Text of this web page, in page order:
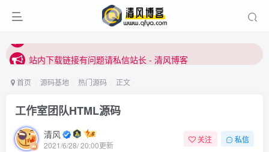
站内下载链接有问题请私信站长 - 清风博客
站内下载链接有问题请私信站长 - 清风博客
首页 源码基地 热门源码 正文
工作室团队HTML源码
清风
2021/6/28/ 20:00更新
关注 私信